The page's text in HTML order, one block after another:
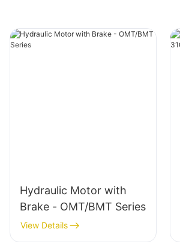
Hydraulic Motor with
Brake - OMT/BMT Series
View Details